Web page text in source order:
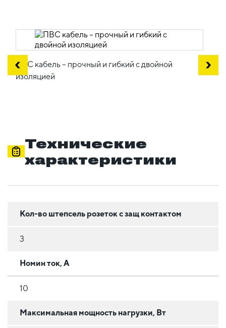
ПВС кабель – прочный и гибкий с двойной
изоляцией
Технические
характеристики
Кол-во штепсель розеток с защ контактом
3
Номин ток, А
10
Максимальная мощность нагрузки, Вт